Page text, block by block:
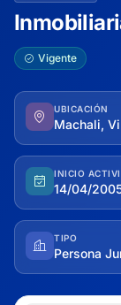
Vigente
UBICACIÓN
INICIO
14/04/
TIPO
Persona